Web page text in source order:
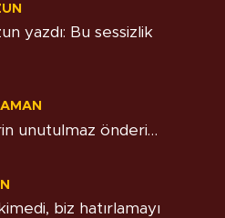
yazdı: Bu sessizlik
unutulmaz önderi…
biz hatırlamayı